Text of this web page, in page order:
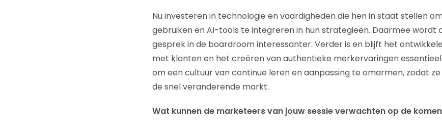
Nu investeren in technologie en vaardigheden die hen in staat stellen
gebruiken en AI-tools te integreren in hun strategieën. Daarmee wordt
gesprek in de boardroom interessanter. Verder is en blijft het
met klanten en het creëren van authentieke merkervaringen
om een cultuur van continue leren en aanpassing te omarmen, zodat
de snel veranderende markt.
Wat kunnen de marketeers van jouw sessie verwachten op de